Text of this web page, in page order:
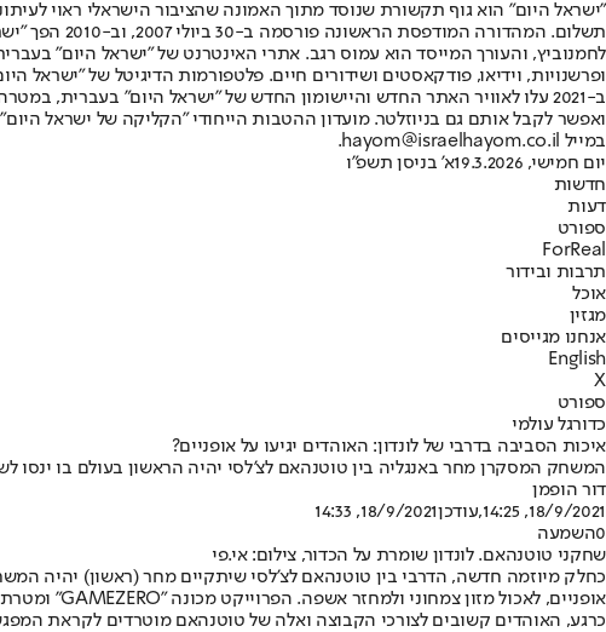
"ישראל היום" הוא גוף תקשורת שנוסד מתוך האמונה שהציבור הישראלי ראוי
תשלום.
ופרשנויות, וידיאו, פודקאסטים ושידורים חיים. פלטפורמות הדיגיטל של "ישראל
ב-2021 עלו לאוויר האתר החדש והיישומון החדש של "ישראל היום"
ואפשר לקבל אותם גם בניוזלטר. מועדון ההטבות הייחודי "הקליקה של ישראל
במייל hayom@israelhayom.co.il.
יום חמישי, 19.3.2026
א' בניסן תשפ"ו
חדשות
דעות
ספורט
ForReal
תרבות ובידור
אוכל
מגזין
אנחנו מגייסים
English
X
ספורט
כדורגל עולמי
איכות הסביבה בדרבי של לונדון: האוהדים יגיעו על אופניים?
המשחק המסקרן מחר באנגליה בין טוטנהאם לצ'לסי יהיה הראשון בעולם בו ינסו
דור הופמן
18/9/2021, 14:25
,עודכן18/9/2021, 14:33
0השמעה
שחקני טוטנהאם. לונדון שומרת על הכדור, צילום: אי.פי
כחלק מיוזמה חדשה, הדרבי בין טוטנהאם לצ'לסי שיתקיים מחר (ראשון) יהיה
אופניים, לאכול מזון צמחוני ולמחזר אשפה. הפרוייקט מכונה "GAMEZERO" ומטרתו לחנך את האוהדים להיות קשובים לשינויי האקלים.
כרגע, האוהדים קשובים לצורכי הקבוצה ואלה של טוטנהאם מוטרדים לקראת